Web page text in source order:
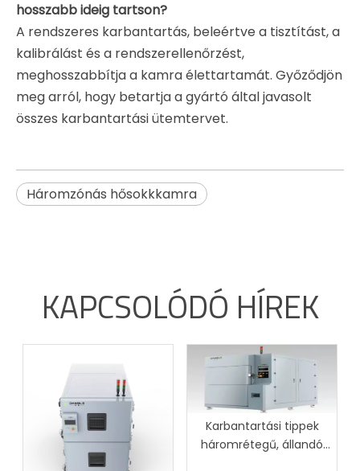
hosszabb ideig tartson?
A rendszeres karbantartás, beleértve a tisztítást, a
kalibrálást és a rendszerellenőrzést,
meghosszabbítja a kamra élettartamát. Győződjön
meg arról, hogy betartja a gyártó által javasolt
összes karbantartási ütemtervet.
Háromzónás hősokkkamra
KAPCSOLÓDÓ HÍREK
Karbantartási tippek
háromrétegű, állandó